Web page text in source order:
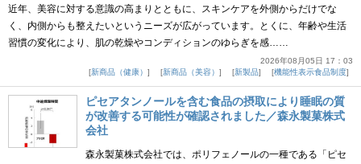
近年、美容に対する意識の高まりとともに、スキンケアを外側からだけでな
く、内側からも整えたいというニーズが広がっています。とくに、年齢や生活
習慣の変化により、肌の乾燥やコンディションのゆらぎを感……
2026年08月05日 17：03
新商品（健康）
新商品（美容） 新製品 機能性表示食品制度
ピセアタンノールを含む食品の摂取により睡眠の質
が改善する可能性が確認されました／森永製菓株式
会社
森永製菓株式会社では、ポリフェノールの一種である「ピセ